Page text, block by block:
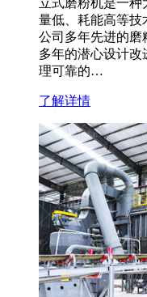
量低、耗能高等技
公司多年先进的磨
多年的潜心设计改
理可靠的…
了解详情